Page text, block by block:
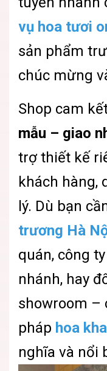
vụ hoa tươi
sản phẩm
chúc mừng
Shop cam
mẫu – giao
trợ thiết kế
khách hàng,
lý. Dù bạn
trương Hà
quán, công
nhánh, hay
showroom –
pháp hoa
nghĩa và nổi